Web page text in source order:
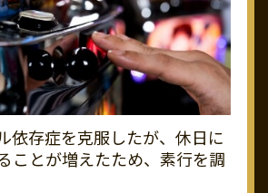
依存症を克服したが、休日に
ことが増えたため、素行を調